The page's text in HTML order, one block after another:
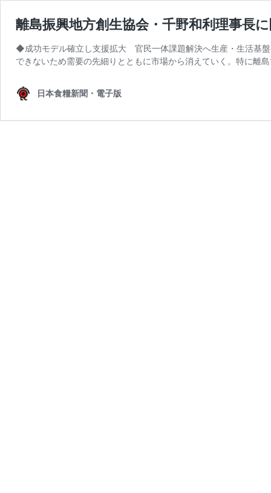
離島振興地方創生協会・千野和利理事
◆成功モデル確立し支援拡大 官民一体課題解決へ生産・生活基
できないため需要の先細りとともに市場から消えていく。特に離
日本食糧新聞・電子版